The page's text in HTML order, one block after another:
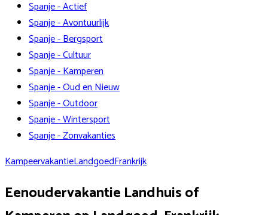
Spanje - Actief
Spanje - Avontuurlijk
Spanje - Bergsport
Spanje - Cultuur
Spanje - Kamperen
Spanje - Oud en Nieuw
Spanje - Outdoor
Spanje - Wintersport
Spanje - Zonvakanties
KampeervakantieLandgoedFrankrijk
Eenoudervakantie Landhuis of